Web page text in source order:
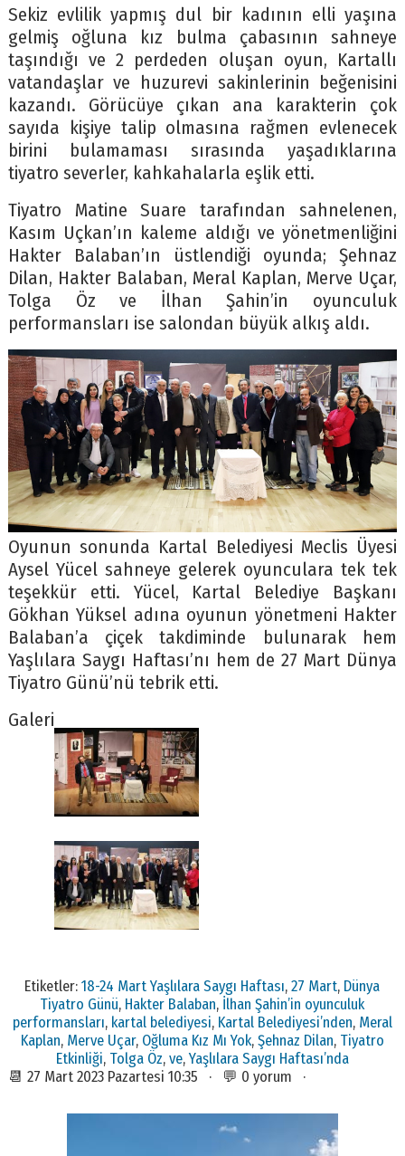
Sekiz evlilik yapmış dul bir kadının elli yaşına
gelmiş oğluna kız bulma çabasının sahneye
taşındığı ve 2 perdeden oluşan oyun, Kartallı
vatandaşlar ve huzurevi sakinlerinin beğenisini
kazandı. Görücüye çıkan ana karakterin çok
sayıda kişiye talip olmasına rağmen evlenecek
birini bulamaması sırasında yaşadıklarına
tiyatro severler, kahkahalarla eşlik etti.
Tiyatro Matine Suare tarafından sahnelenen,
Kasım Uçkan’ın kaleme aldığı ve yönetmenliğini
Hakter Balaban’ın üstlendiği oyunda; Şehnaz
Dilan, Hakter Balaban, Meral Kaplan, Merve Uçar,
Tolga Öz ve İlhan Şahin’in oyunculuk
performansları ise salondan büyük alkış aldı.
Oyunun sonunda Kartal Belediyesi Meclis Üyesi
Aysel Yücel sahneye gelerek oyunculara tek tek
teşekkür etti. Yücel, Kartal Belediye Başkanı
Gökhan Yüksel adına oyunun yönetmeni Hakter
Balaban’a çiçek takdiminde bulunarak hem
Yaşlılara Saygı Haftası’nı hem de 27 Mart Dünya
Tiyatro Günü’nü tebrik etti.
Galeri
Etiketler:18-24 Mart Yaşlılara Saygı Haftası,27 Mart, Dünya
Tiyatro Günü, Hakter Balaban, İlhan Şahin’in oyunculuk
performansları, kartal belediyesi, Kartal Belediyesi’nden, Meral
Kaplan, Merve Uçar, Oğluma Kız Mı Yok, Şehnaz Dilan, Tiyatro
Etkinliği, Tolga Öz, ve,Yaşlılara Saygı Haftası’nda
📆 27 Mart 2023 Pazartesi 10:35 · 💬 0 yorum ·